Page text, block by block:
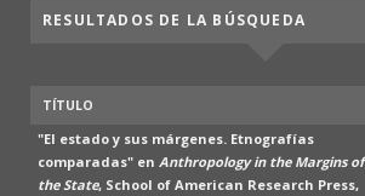
RESULTADOS DE LA BÚSQUEDA
TÍTULO
"El estado y sus márgenes. Etnografías
comparadas" en Anthropology in the Margins of
the State, School of American Research Press,